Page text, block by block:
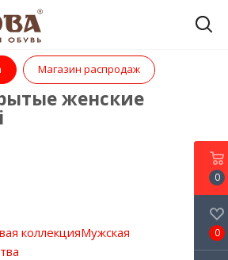
Магазин распродаж
женские
коллекцияМужская
0
0